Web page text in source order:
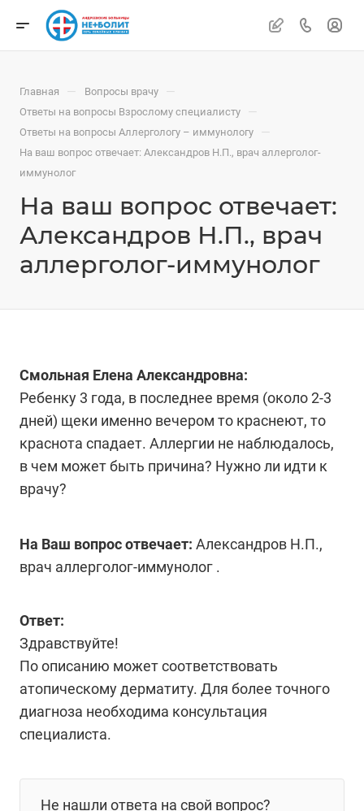
Главная — Вопросы врачу —
Ответы на вопросы Взрослому специалисту —
Ответы на вопросы Аллергологу – иммунологу —
На ваш вопрос отвечает: Александров Н.П., врач аллерголог-
иммунолог
На ваш вопрос отвечает:
Александров Н.П., врач
аллерголог-иммунолог
Смольная Елена Александровна:
Ребенку 3 года, в последнее время (около 2-3
дней) щеки именно вечером то краснеют, то
краснота спадает. Аллергии не наблюдалось,
в чем может быть причина? Нужно ли идти к
врачу?
На Ваш вопрос отвечает: Александров Н.П.,
врач аллерголог-иммунолог .
Ответ:
Здравствуйте!
По описанию может соответствовать
атопическому дерматиту. Для более точного
диагноза необходима консультация
специалиста.
Не нашли ответа на свой вопрос?